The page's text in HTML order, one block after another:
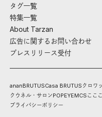
タグ一覧
特集一覧
About Tarzan
広告に関するお問い合わせ
プレスリリース受付
ananBRUTUSCasa BRUTUS クロワ
クウネル・サロンPOPEYEMCS こここ
プライバシーポリシー